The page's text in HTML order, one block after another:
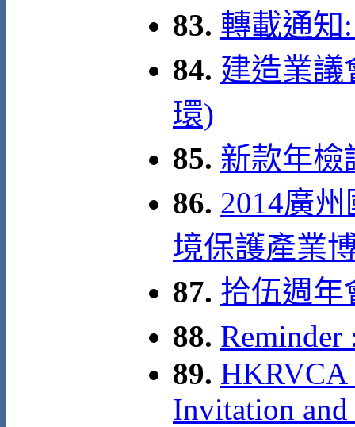
83. 轉載通知
84. 建造業議
環)
85. 新款年檢
86. 2014廣
境保護產業
87. 拾伍週年
88.
89. HKRVCA
Invitation and